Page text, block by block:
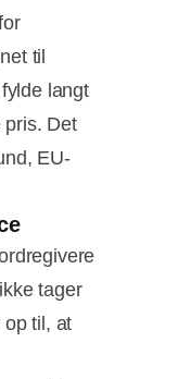
til
langt
pris. Det
EU-
tager
til, at